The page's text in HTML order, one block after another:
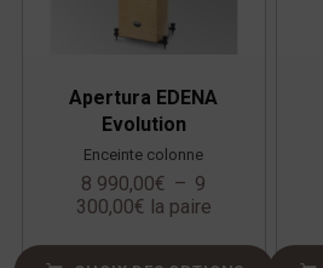
Apertura EDENA
Evolution
Enceinte colonne
8 990,00€ – 9
300,00€ la paire